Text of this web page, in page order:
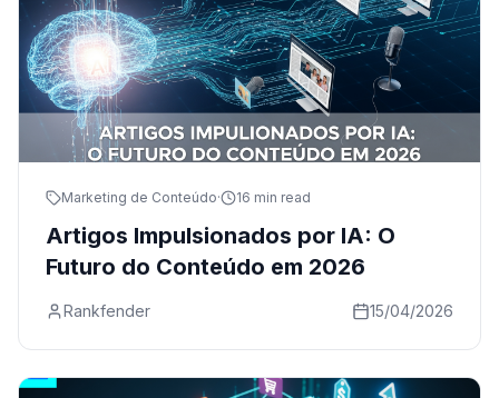
Marketing de Conteúdo· 16 min read
Artigos Impulsionados por IA: O
Futuro do Conteúdo em 2026
Rankfender 15/04/2026